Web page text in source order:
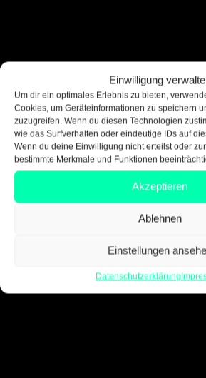
Einwilligung
Um dir ein optimales Erlebnis zu bieten,
Cookies, um Geräteinformationen zu speichern
zuzugreifen. Wenn du diesen Technologien
wie das Surfverhalten oder eindeutige IDs auf
Wenn du deine Einwilligung nicht erteilst oder
bestimmte Merkmale und Funktionen
Akzeptieren
Ablehnen
Einstellungen
Datenschutzerklärung